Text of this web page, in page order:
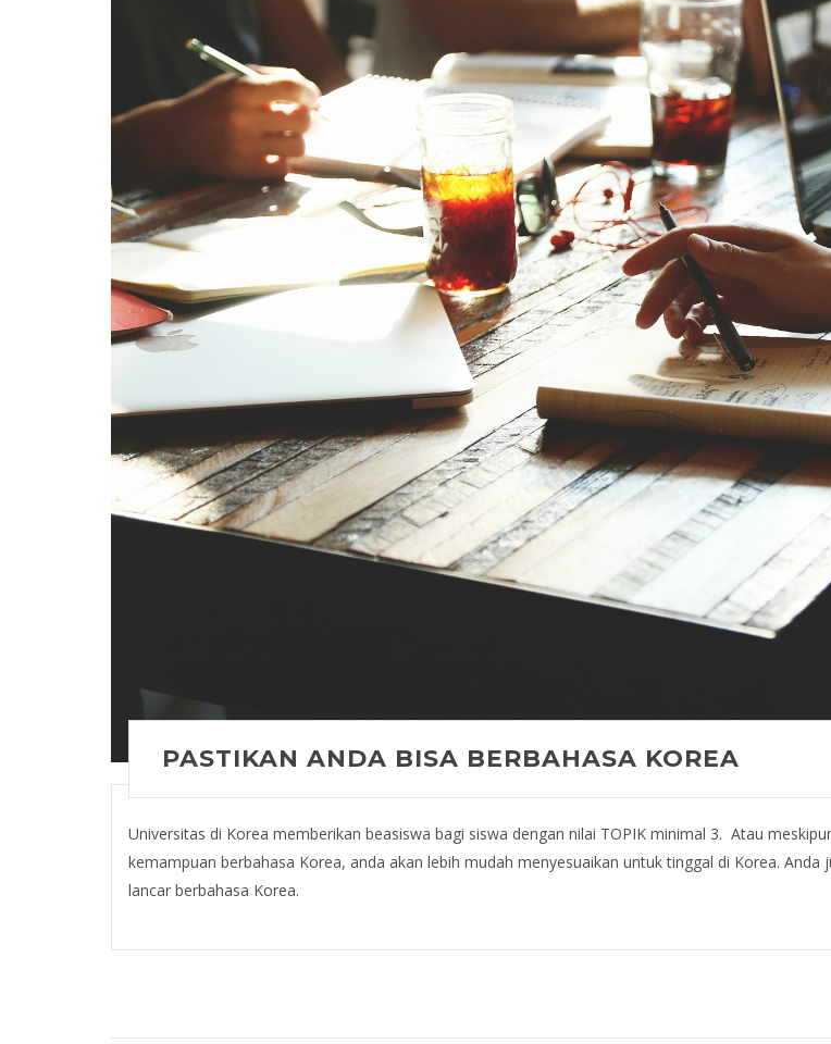
PASTIKAN ANDA BISA BERBAHASA KOREA
Universitas di Korea memberikan beasiswa bagi siswa dengan nilai TOPIK minimal 3. Atau
kemampuan berbahasa Korea, anda akan lebih mudah menyesuaikan untuk tinggal di Korea.
lancar berbahasa Korea.